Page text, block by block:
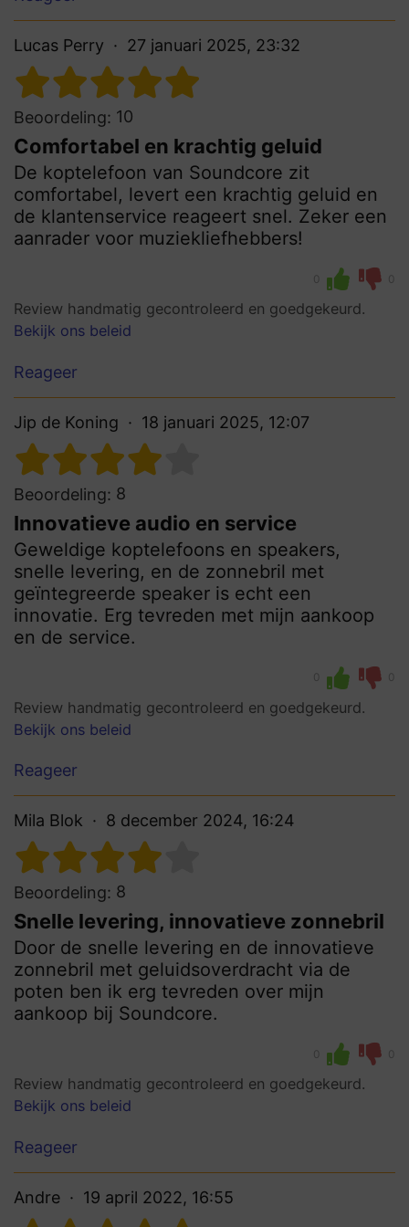
Lucas Perry 27 januari 2025, 23:32
Beoordeling: 10
Comfortabel en krachtig geluid
De koptelefoon van Soundcore zit
comfortabel, levert een krachtig geluid en
de klantenservice reageert snel. Zeker een
aanrader voor muziekliefhebbers!
0 0
Review handmatig gecontroleerd en goedgekeurd.
Bekijk ons beleid
Reageer
Jip de Koning 18 januari 2025, 12:07
Beoordeling: 8
Innovatieve audio en service
Geweldige koptelefoons en speakers,
snelle levering, en de zonnebril met
geïntegreerde speaker is echt een
innovatie. Erg tevreden met mijn aankoop
en de service.
0 0
Review handmatig gecontroleerd en goedgekeurd.
Bekijk ons beleid
Reageer
Mila Blok 8 december 2024, 16:24
Beoordeling: 8
Snelle levering, innovatieve zonnebril
Door de snelle levering en de innovatieve
zonnebril met geluidsoverdracht via de
poten ben ik erg tevreden over mijn
aankoop bij Soundcore.
0 0
Review handmatig gecontroleerd en goedgekeurd.
Bekijk ons beleid
Reageer
Andre 19 april 2022, 16:55